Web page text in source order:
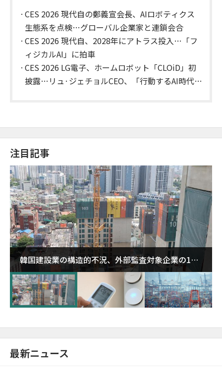
CES 2026 現代自の鄭義宣会長、AIロボティクス
生態系を点検…グローバル企業家と連鎖会合
CES 2026 現代自、2028年にアトラス投入…「フ
ィジカルAI」に拍車
CES 2026 LG電子、ホームロボット「CLOiD」初
披露…リュ·ジェチョルCEO、「行動するAI時代」
注目記事
韓国建設業の構造的不況、外部監査対象企業の1割
超が「ゾンビ企業」に…5年で2.8倍増
最新ニュース